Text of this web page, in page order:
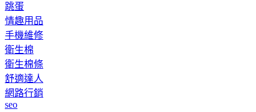
跳蛋
情趣用品
手機維修
衛生棉
衛生棉條
舒適達人
網路行銷
seo